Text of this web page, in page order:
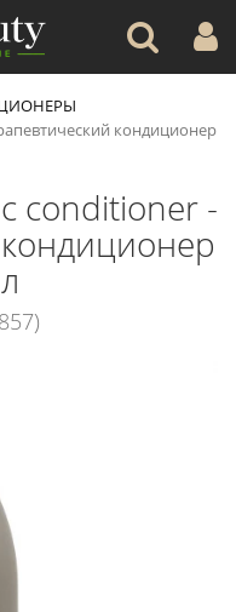
кондиционер
conditioner -